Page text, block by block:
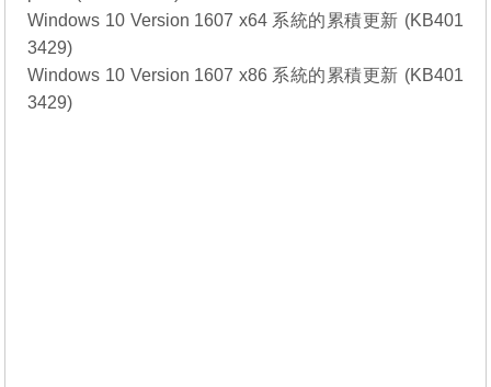
Windows 10 Version 1607 x64 系統的累積更新 (KB401
3429)
Windows 10 Version 1607 x86 系統的累積更新 (KB401
3429)